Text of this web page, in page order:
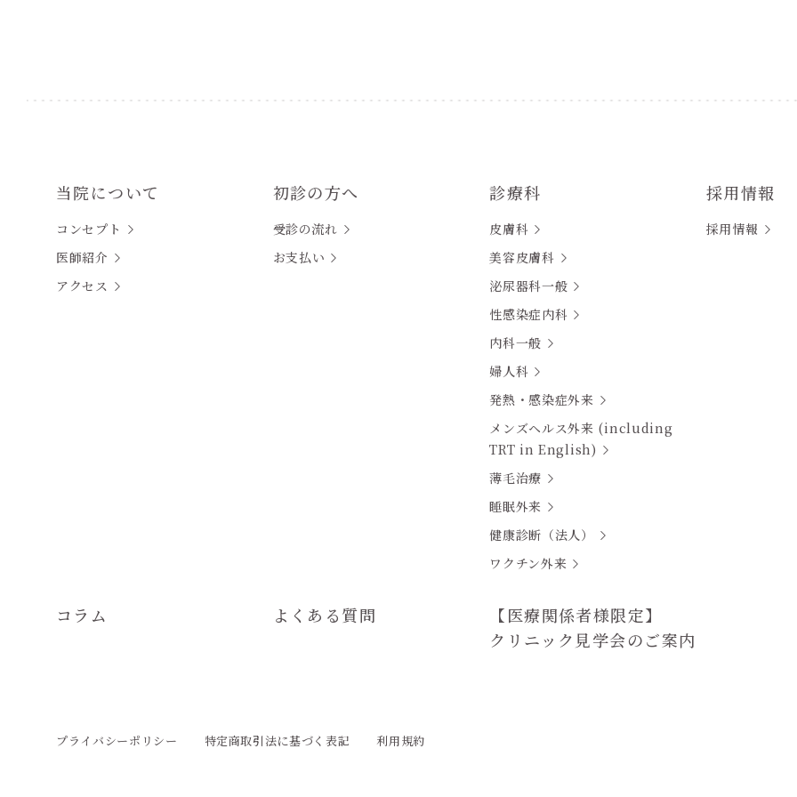
当院について
コンセプト
医師紹介
アクセス
初診の方へ
受診の流れ
お支払い
診療科
皮膚科
美容皮膚科
泌尿器科一般
性感染症内科
内科一般
婦人科
発熱・感染症外来
メンズヘルス外来 (including
TRT in English)
薄毛治療
睡眠外来
健康診断（法人）
ワクチン外来
採用情報
採用情報
コラム よくある質問
【医療関係者様限定】
クリニック見学会のご案内
プライバシーポリシー 特定商取引法に基づく表記 利用規約